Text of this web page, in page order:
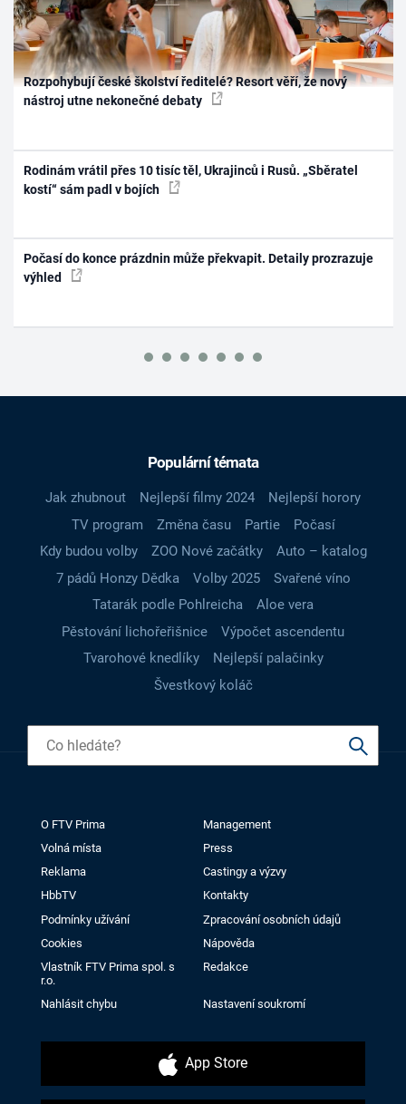
Rozpohybují české školství ředitelé? Resort věří, že nový
nástroj utne nekonečné debaty
Rodinám vrátil přes 10 tisíc těl, Ukrajinců i Rusů. „Sběratel
kostí“ sám padl v bojích
Počasí do konce prázdnin může překvapit. Detaily prozrazuje
výhled
Populární témata
Jak zhubnout Nejlepší filmy 2024
Nejlepší horory
TV program
Změna času Partie
Počasí
Kdy budou volby
ZOO Nové začátky
Auto – katalog
7 pádů Honzy Dědka
Volby 2025
Svařené víno
Tatarák podle Pohlreicha
Aloe vera
Pěstování lichořeřišnice
Výpočet ascendentu
Tvarohové knedlíky
Nejlepší palačinky
Švestkový koláč
O FTV Prima
Management
Volná místa
Press
Reklama
Castingy a výzvy
HbbTV
Kontakty
Podmínky užívání
Zpracování osobních údajů
Cookies
Nápověda
Vlastník FTV Prima spol. s
r.o.
Redakce
Nahlásit chybu Nastavení soukromí
App Store